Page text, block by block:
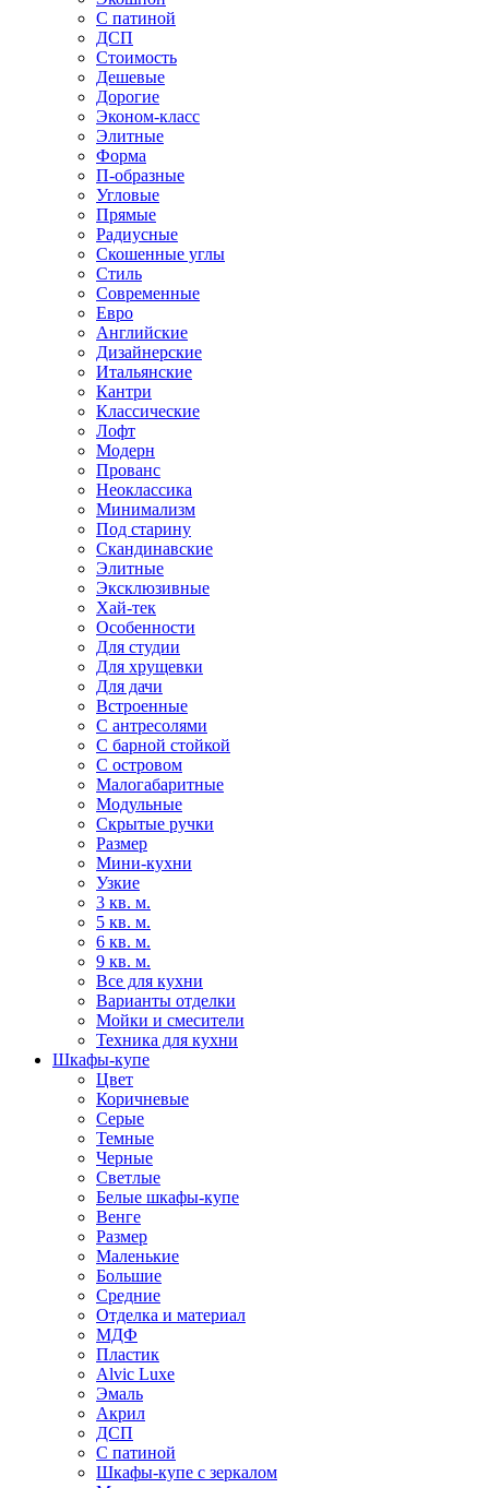
С патиной
ДСП
Стоимость
Дешевые
Дорогие
Эконом-класс
Элитные
Форма
П-образные
Угловые
Прямые
Радиусные
Скошенные углы
Стиль
Современные
Евро
Английские
Дизайнерские
Итальянские
Кантри
Классические
Лофт
Модерн
Прованс
Неоклассика
Минимализм
Под старину
Скандинавские
Элитные
Эксклюзивные
Хай-тек
Особенности
Для студии
Для хрущевки
Для дачи
Встроенные
С антресолями
С барной стойкой
С островом
Малогабаритные
Модульные
Скрытые ручки
Размер
Мини-кухни
Узкие
3 кв. м.
5 кв. м.
6 кв. м.
9 кв. м.
Все для кухни
Варианты отделки
Мойки и смесители
Техника для кухни
Шкафы-купе
Цвет
Коричневые
Серые
Темные
Черные
Светлые
Белые шкафы-купе
Венге
Размер
Маленькие
Большие
Средние
Отделка и материал
МДФ
Пластик
Alvic Luxe
Эмаль
Акрил
ДСП
С патиной
Шкафы-купе с зеркалом